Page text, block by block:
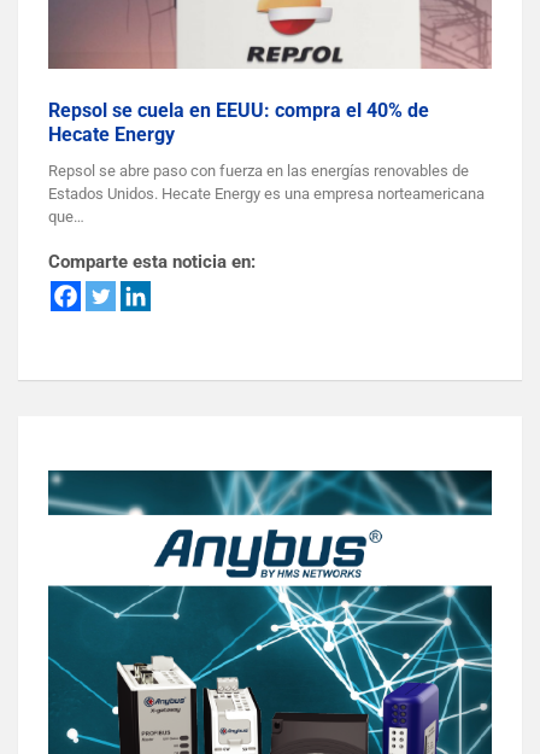
Repsol se cuela en EEUU: compra el 40% de
Hecate Energy
Repsol se abre paso con fuerza en las energías renovables de
Estados Unidos. Hecate Energy es una empresa norteamericana
que…
Comparte esta noticia en: